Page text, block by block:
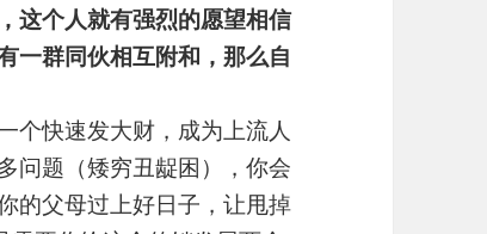
这个人就有强烈的愿望相信
一群同伙相互附和，那么自
个快速发大财，成为上流人
问题（矮穷丑龊困），你会
的父母过上好日子，让甩掉